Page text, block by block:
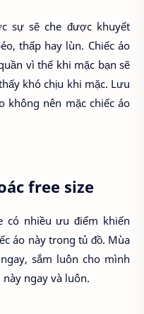
sự sẽ che được khuyết
thấp hay lùn. Chiếc áo
vì thế khi mặc bạn sẽ
khó chịu khi mặc. Lưu
không nên mặc chiếc áo
free size
có nhiều ưu điểm khiến
áo này trong tủ đồ. Mùa
sắm luôn cho mình
ngay và luôn.